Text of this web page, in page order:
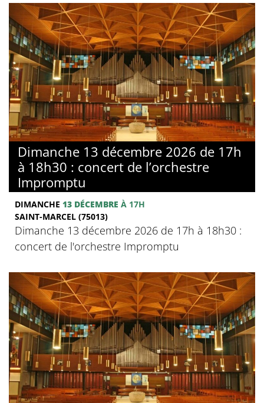
Dimanche 13 décembre 2026 de 17h
à 18h30 : concert de l’orchestre
Impromptu
DIMANCHE 13 DÉCEMBRE À 17H
SAINT-MARCEL (75013)
Dimanche 13 décembre 2026 de 17h à 18h30 :
concert de l'orchestre Impromptu